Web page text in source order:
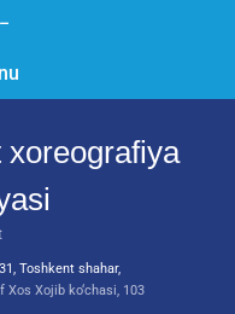
xoreografiya
Toshkent shahar,
Xos Xojib ko‘chasi, 103